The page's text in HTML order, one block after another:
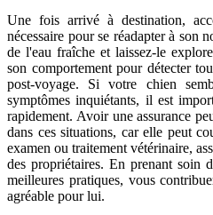
Une fois arrivé à destination,
nécessaire pour se réadapter à son
de l'eau fraîche et laissez-le
son comportement pour détecter
post-voyage. Si votre chien
symptômes inquiétants, il est
rapidement. Avoir une assurance
dans ces situations, car elle peut
examen ou traitement vétérinaire,
des propriétaires. En prenant soin
meilleures pratiques, vous
agréable pour lui.